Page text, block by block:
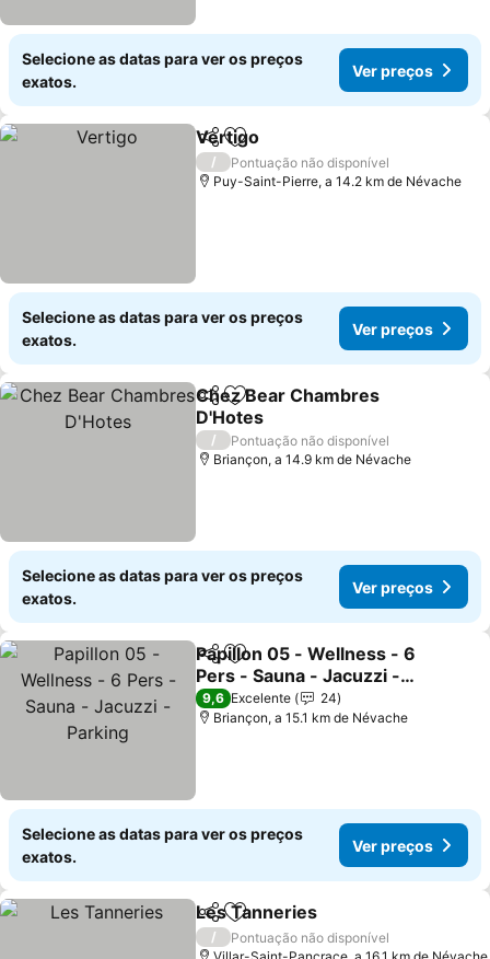
Selecione as datas para ver os preços
exatos.
Ver preços
PartilharAdicionar aos favoritos
Vertigo
/
Pontuação não disponível
Puy-Saint-Pierre, a 14.2 km de Névache
Selecione as datas para ver os preços
exatos.
Ver preços
PartilharAdicionar aos favoritos
Chez Bear Chambres
D'Hotes
/
Pontuação não disponível
Briançon, a 14.9 km de Névache
Selecione as datas para ver os preços
exatos.
Ver preços
PartilharAdicionar aos favoritos
Papillon 05 - Wellness - 6
Pers - Sauna - Jacuzzi -
Parking
9,6 Excelente
24
Briançon, a 15.1 km de Névache
Selecione as datas para ver os preços
exatos.
Ver preços
PartilharAdicionar aos favoritos
Les Tanneries
/
Pontuação não disponível